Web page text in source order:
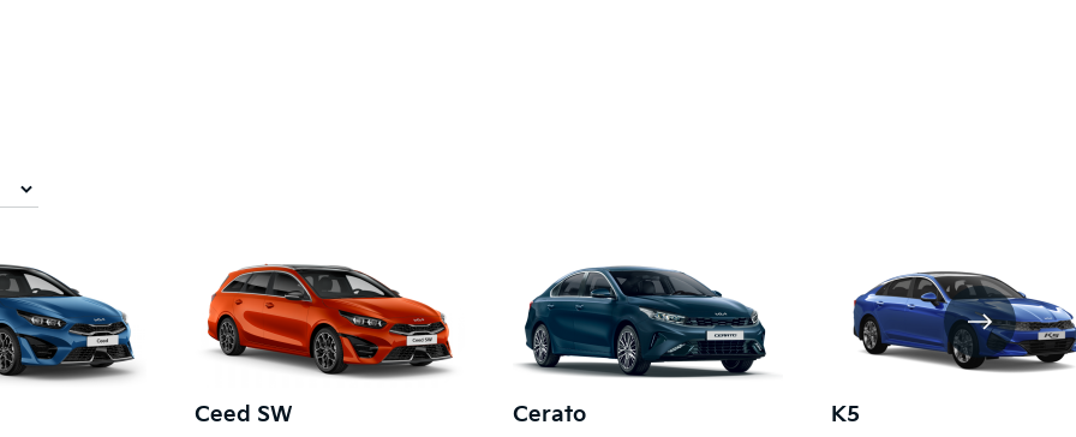
Ceed SW Cerato K5